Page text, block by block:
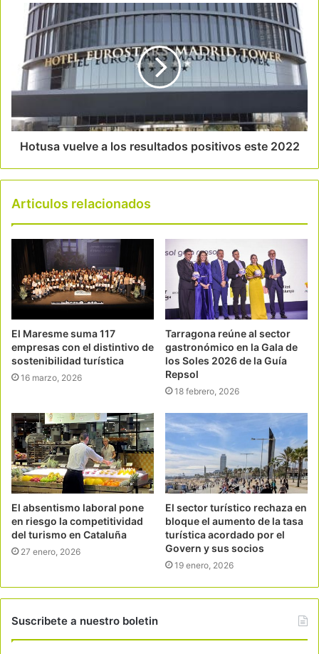
Hotusa vuelve a los resultados positivos este 2022
Articulos relacionados
El Maresme suma 117
empresas con el distintivo de
sostenibilidad turística
16 marzo, 2026
Tarragona reúne al sector
gastronómico en la Gala de
los Soles 2026 de la Guía
Repsol
18 febrero, 2026
El absentismo laboral pone
en riesgo la competitividad
del turismo en Cataluña
27 enero, 2026
El sector turístico rechaza en
bloque el aumento de la tasa
turística acordado por el
Govern y sus socios
19 enero, 2026
Suscribete a nuestro boletin